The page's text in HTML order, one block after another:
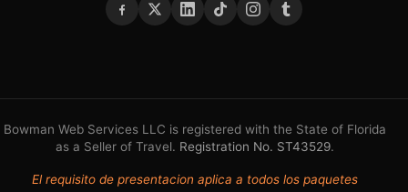
Bowman Web Services LLC is registered with the State of Florida
as a Seller of Travel. Registration No. ST43529.
El requisito de presentacion aplica a todos los paquetes